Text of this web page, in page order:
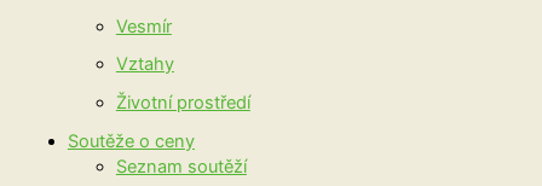
Vesmír
Vztahy
Životní prostředí
Soutěže o ceny
Seznam soutěží